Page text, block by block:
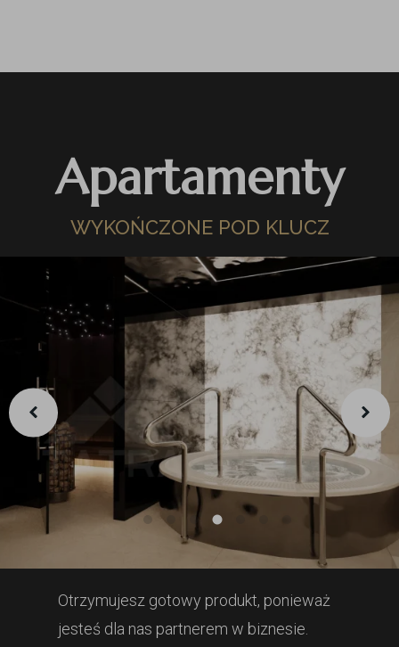
Apartamenty
WYKOŃCZONE POD KLUCZ
Otrzymujesz gotowy produkt, ponieważ
jesteś dla nas partnerem w biznesie.